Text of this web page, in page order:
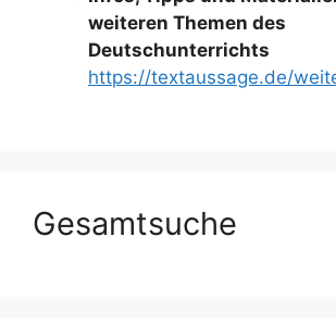
weiteren Themen des
Deutschunterrichts
https://textaussage.de/
Gesamtsuche